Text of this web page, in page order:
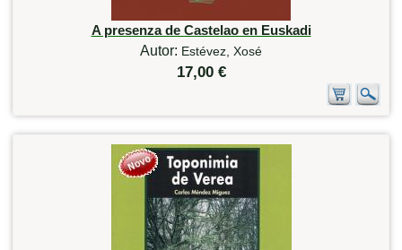
A presenza de Castelao en Euskadi
Autor: Estévez, Xosé
17,00 €